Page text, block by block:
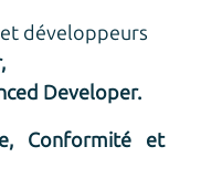
développeurs
Developer.
Conformité et